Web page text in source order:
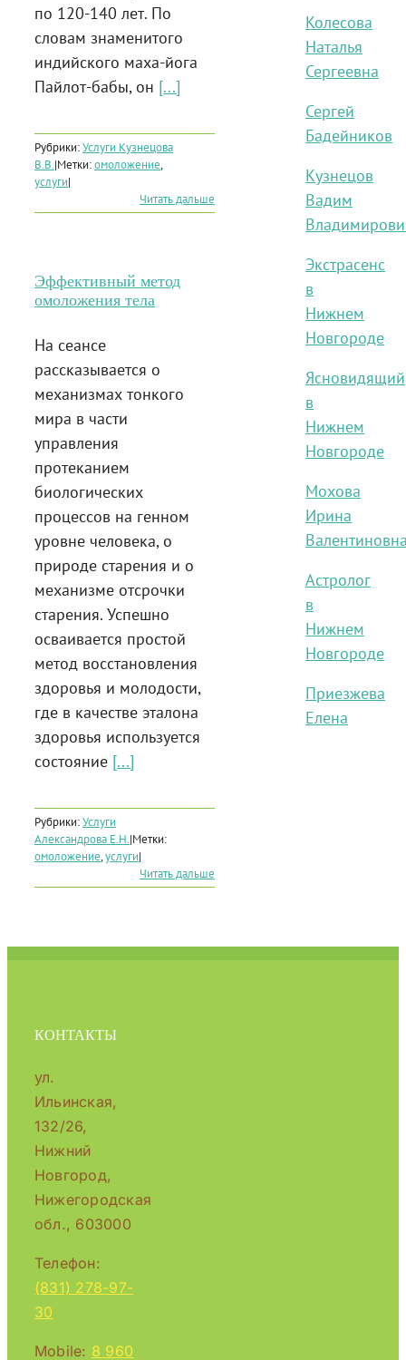
по 120-140 лет. По
словам знаменитого
индийского маха-йога
Пайлот-бабы, он [...]
Рубрики:Услуги Кузнецова
В.В.|Метки:омоложение,
услуги|
Читать дальше
Эффективный метод
омоложения тела
На сеансе
рассказывается о
механизмах тонкого
мира в части
управления
протеканием
биологических
процессов на генном
уровне человека, о
природе старения и о
механизме отсрочки
старения. Успешно
осваивается простой
метод восстановления
здоровья и молодости,
где в качестве эталона
здоровья используется
состояние [...]
Рубрики:Услуги
Александрова Е.Н.|Метки:
омоложение,услуги|
Читать дальше
Колесова
Наталья
Сергеевна
Сергей
Бадейников
Кузнецов
Вадим
Экстрасенс
в
Нижнем
Новгороде
Ясновидящий
в
Нижнем
Новгороде
Мохова
Ирина
Астролог
в
Нижнем
Новгороде
Приезжева
Елена
КОНТАКТЫ
ул.
Ильинская,
132/26,
Нижний
Новгород,
Нижегородская
обл., 603000
Телефон:
(831) 278-97-
30
Mobile: 8 960